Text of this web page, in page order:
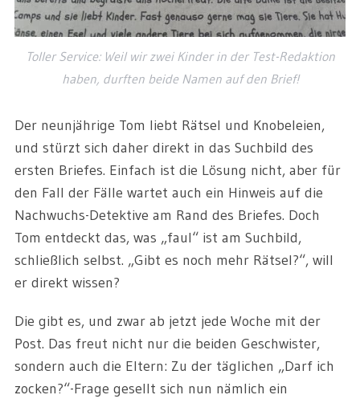
Toller Service: Weil wir zwei Kinder in der Test-Redaktion
haben, durften beide Namen auf den Brief!
Der neunjährige Tom liebt Rätsel und Knobeleien,
und stürzt sich daher direkt in das Suchbild des
ersten Briefes. Einfach ist die Lösung nicht, aber für
den Fall der Fälle wartet auch ein Hinweis auf die
Nachwuchs-Detektive am Rand des Briefes. Doch
Tom entdeckt das, was „faul“ ist am Suchbild,
schließlich selbst. „Gibt es noch mehr Rätsel?“, will
er direkt wissen?
Die gibt es, und zwar ab jetzt jede Woche mit der
Post. Das freut nicht nur die beiden Geschwister,
sondern auch die Eltern: Zu der täglichen „Darf ich
zocken?“-Frage gesellt sich nun nämlich ein